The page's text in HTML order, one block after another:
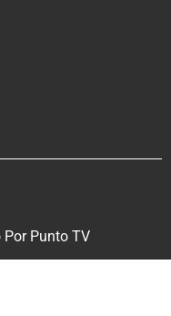
Punto TV